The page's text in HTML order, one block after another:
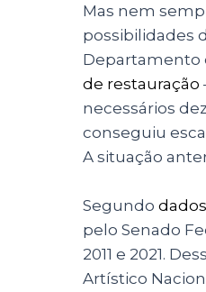
Mas nem
possibilidades
Departamento
de restauração
necessários
conseguiu
A situação
Segundo
pelo Senado
2011 e 2021.
Artístico